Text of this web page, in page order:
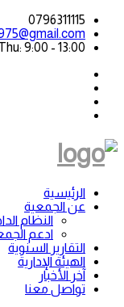
0796311115
9:00 - 13:00
الرئيسية
عن الجمعية
النظام
ادعم
التقارير السنوية
الهيئة الإدارية
آخر الأخبار
تواصل معنا